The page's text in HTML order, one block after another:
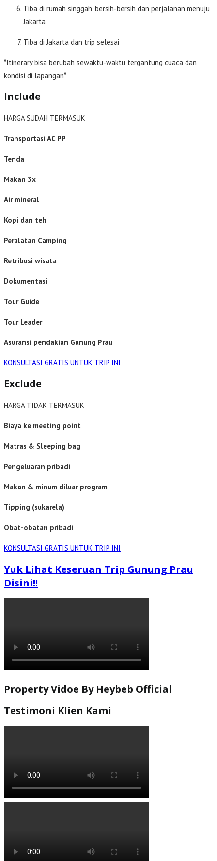
Tiba di rumah singgah, bersih-bersih dan perjalanan menuju
Jakarta
Tiba di Jakarta dan trip selesai
*Itinerary bisa berubah sewaktu-waktu tergantung cuaca dan
kondisi di lapangan*
Include
HARGA SUDAH TERMASUK
Transportasi AC PP
Tenda
Makan 3x
Air mineral
Kopi dan teh
Peralatan Camping
Retribusi wisata
Dokumentasi
Tour Guide
Tour Leader
Asuransi pendakian Gunung Prau
KONSULTASI GRATIS UNTUK TRIP INI
Exclude
HARGA TIDAK TERMASUK
Biaya ke meeting point
Matras & Sleeping bag
Pengeluaran pribadi
Makan & minum diluar program
Tipping (sukarela)
Obat-obatan pribadi
KONSULTASI GRATIS UNTUK TRIP INI
Yuk Lihat Keseruan Trip Gunung Prau
Disini!!
Property Vidoe By Heybeb Official
Testimoni Klien Kami